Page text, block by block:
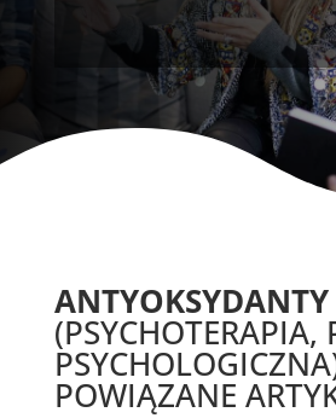
ANTYOKSYDANTY
(PSYCHOTERAPIA,
POWIĄZANE